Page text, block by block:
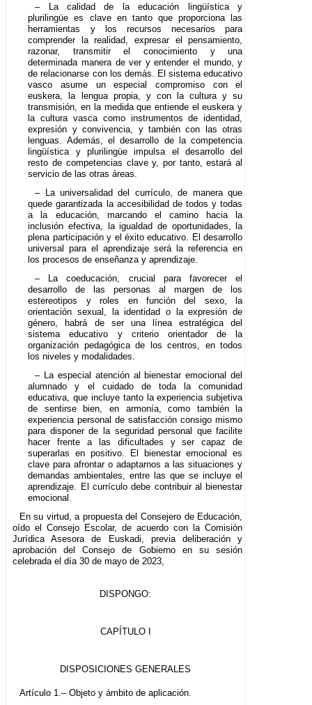
– La calidad de la educación lingüística y
plurilingüe es clave en tanto que proporciona las
herramientas y los recursos necesarios para
comprender la realidad, expresar el pensamiento,
razonar, transmitir el conocimiento y una
determinada manera de ver y entender el mundo, y
de relacionarse con los demás. El sistema educativo
vasco asume un especial compromiso con el
euskera, la lengua propia, y con la cultura y su
transmisión, en la medida que entiende el euskera y
la cultura vasca como instrumentos de identidad,
expresión y convivencia, y también con las otras
lenguas. Además, el desarrollo de la competencia
lingüística y plurilingüe impulsa el desarrollo del
resto de competencias clave y, por tanto, estará al
servicio de las otras áreas.
– La universalidad del currículo, de manera que
quede garantizada la accesibilidad de todos y todas
a la educación, marcando el camino hacia la
inclusión efectiva, la igualdad de oportunidades, la
plena participación y el éxito educativo. El desarrollo
universal para el aprendizaje será la referencia en
los procesos de enseñanza y aprendizaje.
– La coeducación, crucial para favorecer el
desarrollo de las personas al margen de los
estereotipos y roles en función del sexo, la
orientación sexual, la identidad o la expresión de
género, habrá de ser una línea estratégica del
sistema educativo y criterio orientador de la
organización pedagógica de los centros, en todos
los niveles y modalidades.
– La especial atención al bienestar emocional del
alumnado y el cuidado de toda la comunidad
educativa, que incluye tanto la experiencia subjetiva
de sentirse bien, en armonía, como también la
experiencia personal de satisfacción consigo mismo
para disponer de la seguridad personal que facilite
hacer frente a las dificultades y ser capaz de
superarlas en positivo. El bienestar emocional es
clave para afrontar o adaptarnos a las situaciones y
demandas ambientales, entre las que se incluye el
aprendizaje. El currículo debe contribuir al bienestar
emocional.
En su virtud, a propuesta del Consejero de Educación,
oído el Consejo Escolar, de acuerdo con la Comisión
Jurídica Asesora de Euskadi, previa deliberación y
aprobación del Consejo de Gobierno en su sesión
celebrada el día 30 de mayo de 2023,
DISPONGO:
CAPÍTULO I
DISPOSICIONES GENERALES
Artículo 1.– Objeto y ámbito de aplicación.